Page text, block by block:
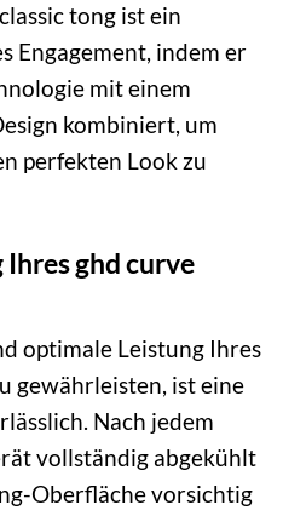
tong ist ein
Engagement, indem er
mit einem
kombiniert, um
perfekten Look zu
ghd curve
optimale Leistung Ihres
gewährleisten, ist eine
Nach jedem
vollständig abgekühlt
Oberfläche vorsichtig